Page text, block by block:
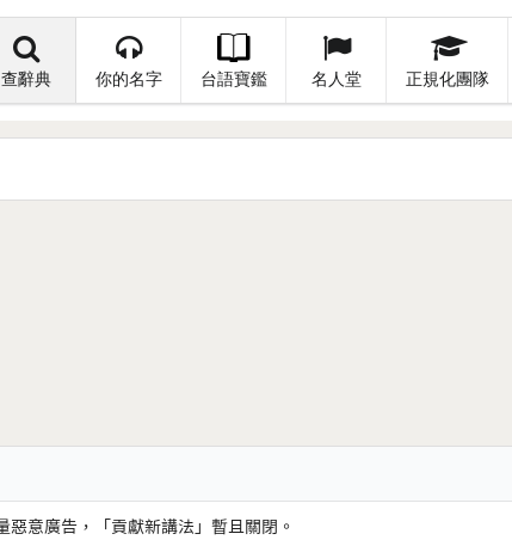
查辭典 你的名字 台語寶鑑 名人堂 正規化團隊
惡意廣告，「貢獻新講法」暫且關閉。